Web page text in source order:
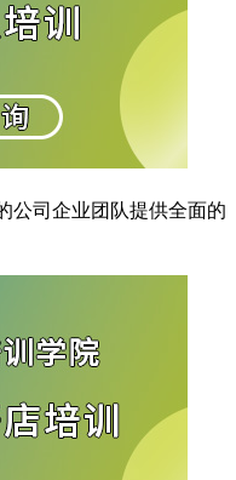
公司企业团队提供全面的